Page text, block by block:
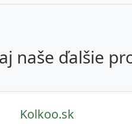
aj naše ďalšie
Kolkoo.sk